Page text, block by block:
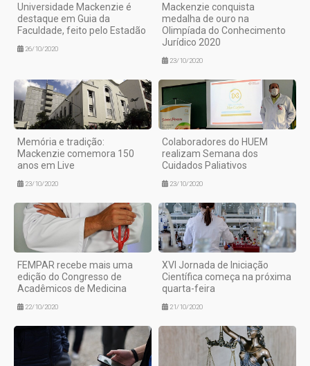
Universidade Mackenzie é
destaque em Guia da
Faculdade, feito pelo Estadão
26/10/2020
Mackenzie conquista
medalha de ouro na
Olimpíada do Conhecimento
Jurídico 2020
23/10/2020
Memória e tradição:
Mackenzie comemora 150
anos em Live
23/10/2020
Colaboradores do HUEM
realizam Semana dos
Cuidados Paliativos
23/10/2020
FEMPAR recebe mais uma
edição do Congresso de
Acadêmicos de Medicina
22/10/2020
XVI Jornada de Iniciação
Científica começa na próxima
quarta-feira
21/10/2020